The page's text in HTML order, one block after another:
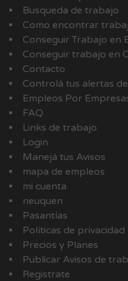
Busqueda de trabajo
Como encontrar
Conseguir Trabajo en
Conseguir trabajo en
Contacto
Controlá tus alertas
Empleos Por
FAQ
Links de trabajo
Login
Manejá tus Avisos
mapa de empleos
mi cuenta
neuquen
Pasantías
Políticas de
Precios y Planes
Publicar Avisos de
Registrate